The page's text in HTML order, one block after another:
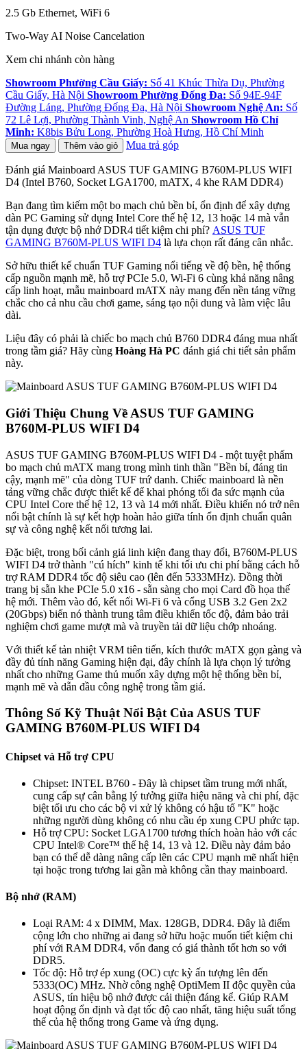
2.5 Gb Ethernet, WiFi 6
Two-Way AI Noise Cancelation
Xem chi nhánh còn hàng
Showroom Phường Cầu Giấy: Số 41 Khúc Thừa Dụ, Phường
Cầu Giấy, Hà Nội Showroom Phường Đống Đa: Số 94E-94F
Đường Láng, Phường Đống Đa, Hà Nội Showroom Nghệ An: Số
72 Lê Lợi, Phường Thành Vinh, Nghệ An Showroom Hồ Chí
Minh: K8bis Bửu Long, Phường Hoà Hưng, Hồ Chí Minh
Mua ngay Thêm vào giỏ Mua trả góp
Đánh giá Mainboard ASUS TUF GAMING B760M-PLUS WIFI
D4 (Intel B760, Socket LGA1700, mATX, 4 khe RAM DDR4)
Bạn đang tìm kiếm một bo mạch chủ bền bỉ, ổn định để xây dựng
dàn PC Gaming sử dụng Intel Core thế hệ 12, 13 hoặc 14 mà vẫn
tận dụng được bộ nhớ DDR4 tiết kiệm chi phí? ASUS TUF
GAMING B760M-PLUS WIFI D4 là lựa chọn rất đáng cân nhắc.
Sở hữu thiết kế chuẩn TUF Gaming nổi tiếng về độ bền, hệ thống
cấp nguồn mạnh mẽ, hỗ trợ PCIe 5.0, Wi-Fi 6 cùng khả năng nâng
cấp linh hoạt, mẫu mainboard mATX này mang đến nền tảng vững
chắc cho cả nhu cầu chơi game, sáng tạo nội dung và làm việc lâu
dài.
Liệu đây có phải là chiếc bo mạch chủ B760 DDR4 đáng mua nhất
trong tầm giá? Hãy cùng Hoàng Hà PC đánh giá chi tiết sản phẩm
này.
Giới Thiệu Chung Về ASUS TUF GAMING
B760M-PLUS WIFI D4
ASUS TUF GAMING B760M-PLUS WIFI D4 - một tuyệt phẩm
bo mạch chủ mATX mang trong mình tinh thần "Bền bỉ, đáng tin
cậy, mạnh mẽ" của dòng TUF trứ danh. Chiếc mainboard là nền
tảng vững chắc được thiết kế để khai phóng tối đa sức mạnh của
CPU Intel Core thế hệ 12, 13 và 14 mới nhất. Điều khiến nó trở nên
nổi bật chính là sự kết hợp hoàn hảo giữa tính ổn định chuẩn quân
sự và công nghệ kết nối tương lai.
Đặc biệt, trong bối cảnh giá linh kiện đang thay đổi, B760M-PLUS
WIFI D4 trở thành "cú hích" kinh tế khi tối ưu chi phí bằng cách hỗ
trợ RAM DDR4 tốc độ siêu cao (lên đến 5333MHz). Đồng thời
trang bị sẵn khe PCIe 5.0 x16 - sẵn sàng cho mọi Card đồ họa thế
hệ mới. Thêm vào đó, kết nối Wi-Fi 6 và cổng USB 3.2 Gen 2x2
(20Gbps) biến nó thành trung tâm điều khiển tốc độ, đảm bảo trải
nghiệm chơi game mượt mà và truyền tải dữ liệu chớp nhoáng.
Với thiết kế tản nhiệt VRM tiên tiến, kích thước mATX gọn gàng và
đầy đủ tính năng Gaming hiện đại, đây chính là lựa chọn lý tưởng
nhất cho những Game thủ muốn xây dựng một hệ thống bền bỉ,
mạnh mẽ và dẫn đầu công nghệ trong tầm giá.
Thông Số Kỹ Thuật Nổi Bật Của ASUS TUF
GAMING B760M-PLUS WIFI D4
Chipset và Hỗ trợ CPU
Chipset: INTEL B760 - Đây là chipset tầm trung mới nhất,
cung cấp sự cân bằng lý tưởng giữa hiệu năng và chi phí, đặc
biệt tối ưu cho các bộ vi xử lý không có hậu tố "K" hoặc
những người dùng không có nhu cầu ép xung CPU phức tạp.
Hỗ trợ CPU: Socket LGA1700 tương thích hoàn hảo với các
CPU Intel® Core™ thế hệ 14, 13 và 12. Điều này đảm bảo
bạn có thể dễ dàng nâng cấp lên các CPU mạnh mẽ nhất hiện
tại hoặc trong tương lai gần mà không cần thay mainboard.
Bộ nhớ (RAM)
Loại RAM: 4 x DIMM, Max. 128GB, DDR4. Đây là điểm
cộng lớn cho những ai đang sở hữu hoặc muốn tiết kiệm chi
phí với RAM DDR4, vốn đang có giá thành tốt hơn so với
DDR5.
Tốc độ: Hỗ trợ ép xung (OC) cực kỳ ấn tượng lên đến
5333(OC) MHz. Nhờ công nghệ OptiMem II độc quyền của
ASUS, tín hiệu bộ nhớ được cải thiện đáng kể. Giúp RAM
hoạt động ổn định và đạt tốc độ cao nhất, tăng hiệu suất tổng
thể của hệ thống trong Game và ứng dụng.